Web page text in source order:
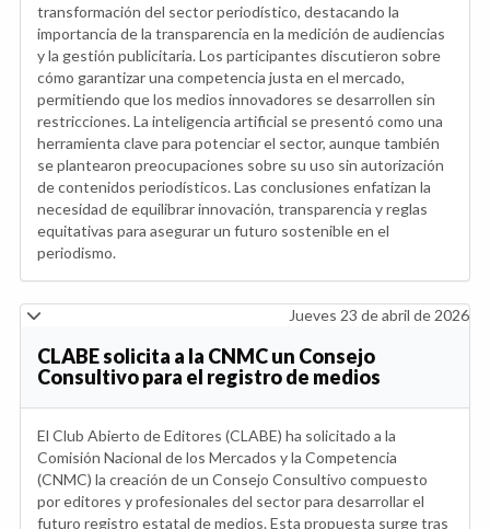
transformación del sector periodístico, destacando la
importancia de la transparencia en la medición de audiencias
y la gestión publicitaria. Los participantes discutieron sobre
cómo garantizar una competencia justa en el mercado,
permitiendo que los medios innovadores se desarrollen sin
restricciones. La inteligencia artificial se presentó como una
herramienta clave para potenciar el sector, aunque también
se plantearon preocupaciones sobre su uso sin autorización
de contenidos periodísticos. Las conclusiones enfatizan la
necesidad de equilibrar innovación, transparencia y reglas
equitativas para asegurar un futuro sostenible en el
periodismo.
Jueves 23 de abril de 2026
CLABE solicita a la CNMC un Consejo
Consultivo para el registro de medios
El Club Abierto de Editores (CLABE) ha solicitado a la
Comisión Nacional de los Mercados y la Competencia
(CNMC) la creación de un Consejo Consultivo compuesto
por editores y profesionales del sector para desarrollar el
futuro registro estatal de medios. Esta propuesta surge tras